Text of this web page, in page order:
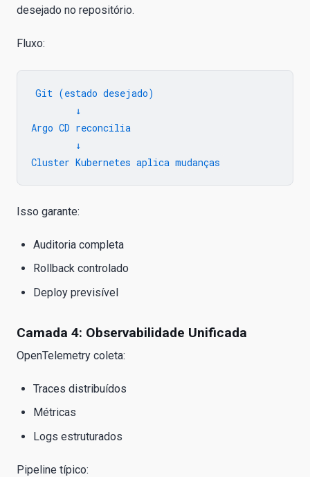
desejado no repositório.
Fluxo:
Git (estado desejado)
        ↓
Argo CD reconcilia
        ↓
Isso garante:
Auditoria completa
Rollback controlado
Deploy previsível
Camada 4: Observabilidade Unificada
OpenTelemetry coleta:
Traces distribuídos
Métricas
Logs estruturados
Pipeline típico: